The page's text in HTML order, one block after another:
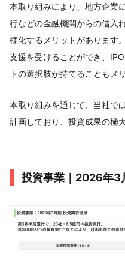
本取り組みにより、地方企業
行などの金融機関からの借入
様化するメリットがあります
支援を受けることができ、
トの選択肢が持てることもメ
本取り組みを通じて、当社で
計画しており、投資成果の極
投資事業｜2026年3